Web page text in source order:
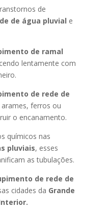
de
de água pluvial e
de ramal
lentamente com
de rede de
ferros ou
o encanamento.
químicos nas
pluviais, esses
as tubulações.
de rede de
cidades da Grande